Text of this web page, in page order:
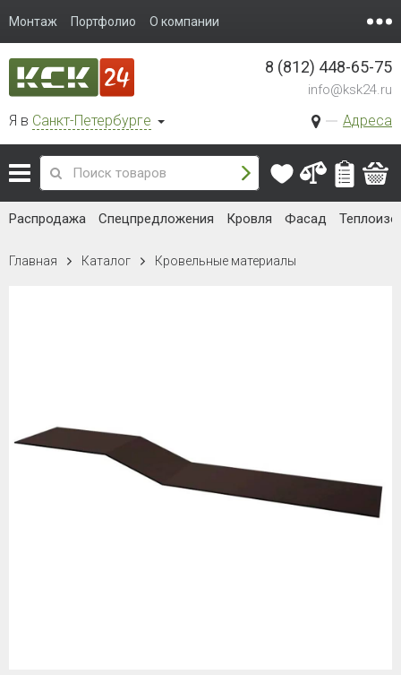
Монтаж Портфолио О компании
Я в Санкт-Петербурге Адреса
8 (812) 448-65-75
info@ksk24.ru
Распродажа Спецпредложения Кровля Фасад
Главная Каталог Кровельные материалы